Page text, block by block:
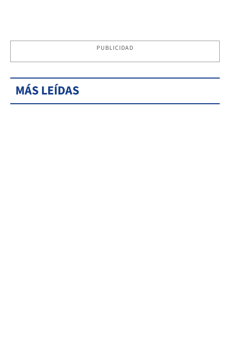
PUBLICIDAD
MÁS LEÍDAS